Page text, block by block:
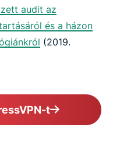
audit az
és a házon
(2019.
t